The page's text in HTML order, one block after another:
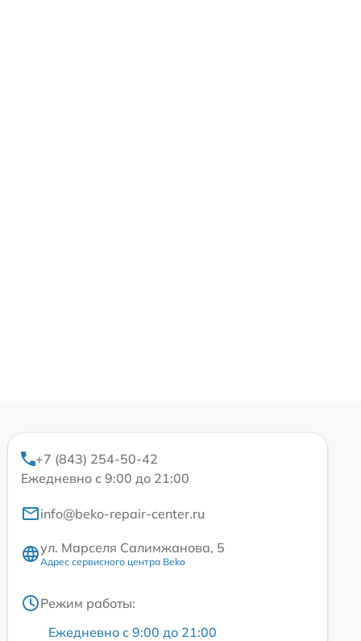
+7 (843) 254-50-42
Ежедневно с 9:00 до 21:00
info@beko-repair-center.ru
ул. Марселя Салимжанова, 5
Адрес сервисного центра Beko
Режим работы:
Ежедневно с 9:00 до 21:00